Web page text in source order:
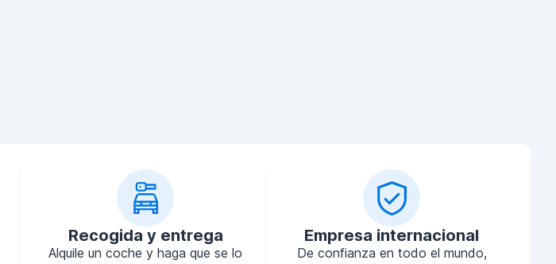
Recogida y entrega
Alquile un coche y haga que se lo
Empresa internacional
De confianza en todo el mundo,